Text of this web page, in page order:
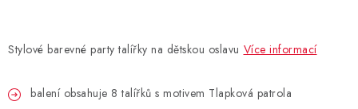
DÁRKY
HELIUM NA BALÓNKY
Stylové barevné party talířky na dětskou oslavu Více informací
balení obsahuje 8 talířků s motivem Tlapková patrola